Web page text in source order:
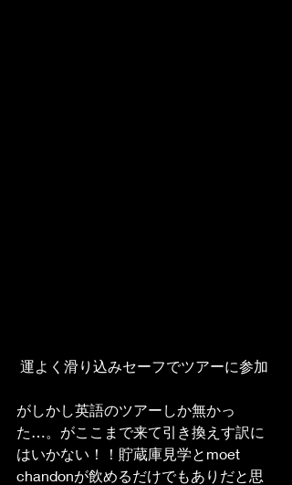
運よく滑り込みセーフでツアーに参加
がしかし英語のツアーしか無かっ
た…。がここまで来て引き換えす訳に
はいかない！！貯蔵庫見学とmoet
chandonが飲めるだけでもありだと思